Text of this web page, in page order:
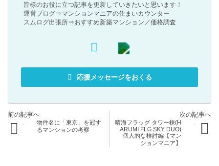
皆様のお役に立つ記事を更新していきたいと思います！
運営ブログ⇒マンションマニアの住まいカウンター
スムログ出張所⇒おすすめ新築マンション ／価格調査
応援メッセージをおくる
物件名に「東京」を冠す
るマンションの考察
晴海フラッグ タワー棟(H
ARUMI FLG SKY DUO)
個人的な検討編【マン
ションマニア】